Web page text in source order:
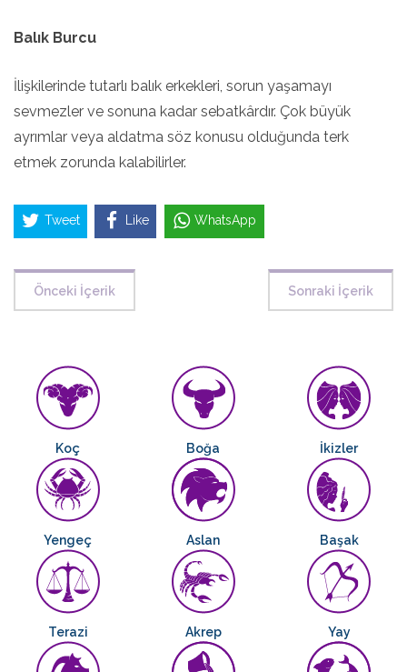
Balık Burcu
İlişkilerinde tutarlı balık erkekleri, sorun yaşamayı
sevmezler ve sonuna kadar sebatkârdır. Çok büyük
ayrımlar veya aldatma söz konusu olduğunda terk
etmek zorunda kalabilirler.
Tweet Like WhatsApp
Önceki İçerik Sonraki İçerik
Koç Boğa İkizler
Yengeç Aslan Başak
Terazi Akrep Yay